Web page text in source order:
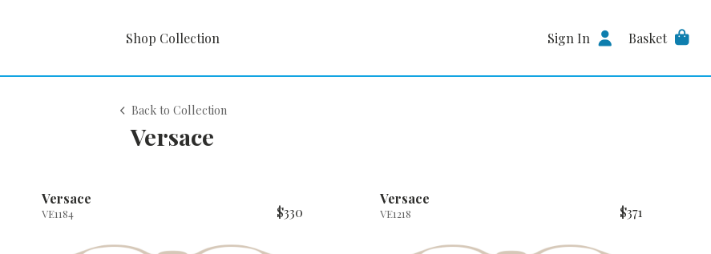
Shop Collection Sign In Basket
Back to Collection
Versace
Versace
VE1184 $330
Versace
VE1218 $371